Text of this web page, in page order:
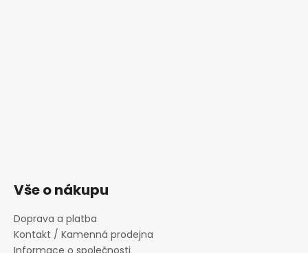
Vše o nákupu
Doprava a platba
Kontakt / Kamenná prodejna
Informace o společnosti